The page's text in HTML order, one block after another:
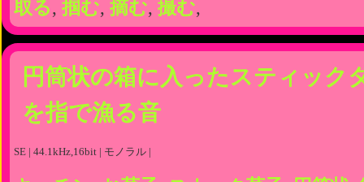
取る, 掴む, 摘む, 撮む,
円筒状の箱に入ったスティック
を指で漁る音
SE | 44.1kHz,16bit | モノラル |